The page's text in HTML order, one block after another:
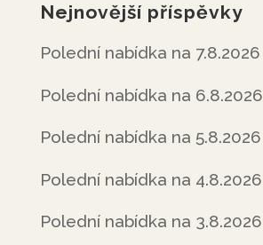
Nejnovější příspěvky
Polední nabídka na 7.8.2026
Polední nabídka na 6.8.2026
Polední nabídka na 5.8.2026
Polední nabídka na 4.8.2026
Polední nabídka na 3.8.2026